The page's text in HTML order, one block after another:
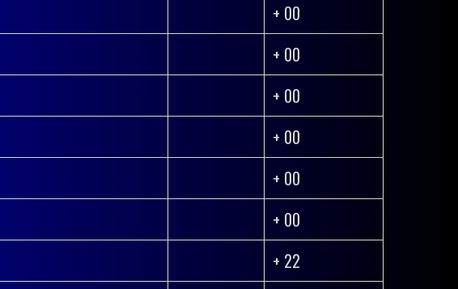
+ 00
+ 00
+ 00
+ 00
+ 00
+ 00
+ 22